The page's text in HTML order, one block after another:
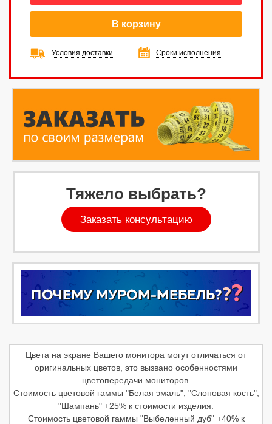
В корзину
Условия доставки Сроки исполнения
Тяжело выбрать?
Заказать консультацию
Цвета на экране Вашего монитора могут отличаться от
оригинальных цветов, это вызвано особенностями
цветопередачи мониторов.
Стоимость цветовой гаммы "Белая эмаль", "Слоновая кость",
"Шампань" +25% к стоимости изделия.
Стоимость цветовой гаммы "Выбеленный дуб" +40% к